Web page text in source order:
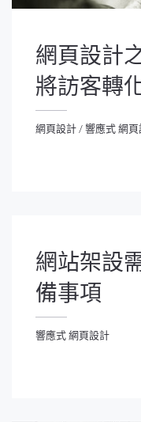
網頁設計
將訪客轉
網頁設計 / 響應式 網頁
網站架設
備事項
響應式 網頁設計